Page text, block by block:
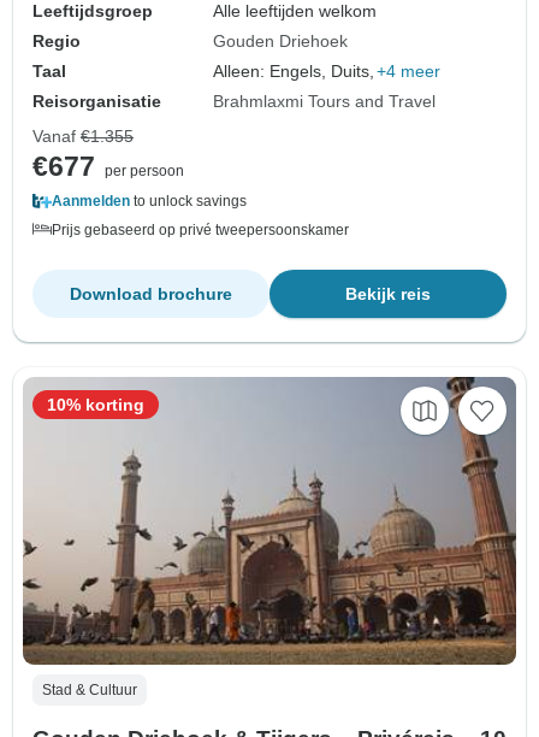
Leeftijdsgroep
Alle leeftijden welkom
Regio
Gouden Driehoek
Taal
Alleen: Engels, Duits, +4 meer
Reisorganisatie
Brahmlaxmi Tours and Travel
Vanaf €1.355
€677
per persoon
Aanmelden to unlock savings
Prijs gebaseerd op privé tweepersoonskamer
Bekijk reis
Download brochure
Stad & Cultuur
10% korting